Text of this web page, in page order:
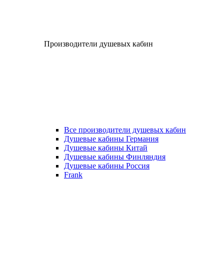
Производители душевых кабин
Все производители душевых кабин
Душевые кабины Германия
Душевые кабины Китай
Душевые кабины Финляндия
Душевые кабины Россия
Frank